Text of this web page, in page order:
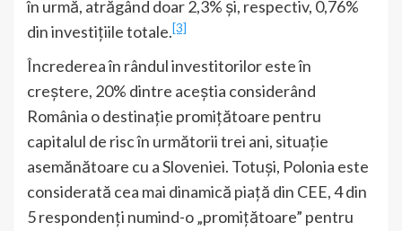
în urmă, atrăgând doar 2,3% și, respectiv, 0,76%
din investițiile totale.[3]
Încrederea în rândul investitorilor este în
creștere, 20% dintre aceștia considerând
România o destinație promițătoare pentru
capitalul de risc în următorii trei ani, situație
asemănătoare cu a Sloveniei. Totuși, Polonia este
considerată cea mai dinamică piață din CEE, 4 din
5 respondenți numind-o „promițătoare” pentru